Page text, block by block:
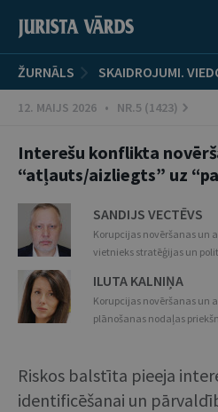
ŽURNĀLS SKAIDROJUMI.
12. MAIJS 2026 • NR.5 (1423)
Interešu konflikta
“atļauts/aizliegts” uz
SANDIJS VECTĒVS
Korupcijas novēršanas un
vietnieks stratēģijas un
ILUTA KALNIŅA
Korupcijas novēršanas un
plānošanas nodaļas
Riskos balstīta pieeja
identificēšanai un